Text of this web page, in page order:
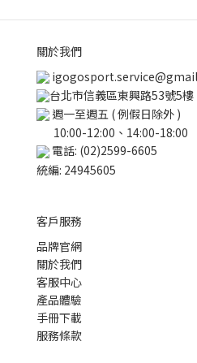
關於我們
台北市信義區東興路53號5樓
週一至週五 ( 例假日除外 )
10:00-12:00、14:00-18:00
電話: (02)2599-6605
統編: 24945605
客戶服務
品牌官網
關於我們
客服中心
產品體驗
手冊下載
服務條款